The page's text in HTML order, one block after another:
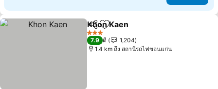
แชร์ เพิ่มในรายการโปรด
Khon Kaen
3 ดาว
7.9 ดี
1,204
1.4 km ถึง สถานีรถไฟขอนแก่น